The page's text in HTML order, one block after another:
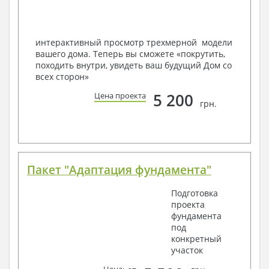
условий, за дополнительную плату.
Получить профессиональную консультацию у
наших специалистов, Вы можете любым
способом связи: закажите обратный звонок,
по viber, e-mail, телефон -
интерактивный просмотр трехмерной модели
вашего дома. Теперь вы сможете «покрутить,
походить внутри, увидеть ваш будущий Дом со
всех сторон»
Цена проекта 5 200 грн.
Пакет "Адаптация фундамента"
Подготовка
проекта
фундамента
под
конкретный
участок